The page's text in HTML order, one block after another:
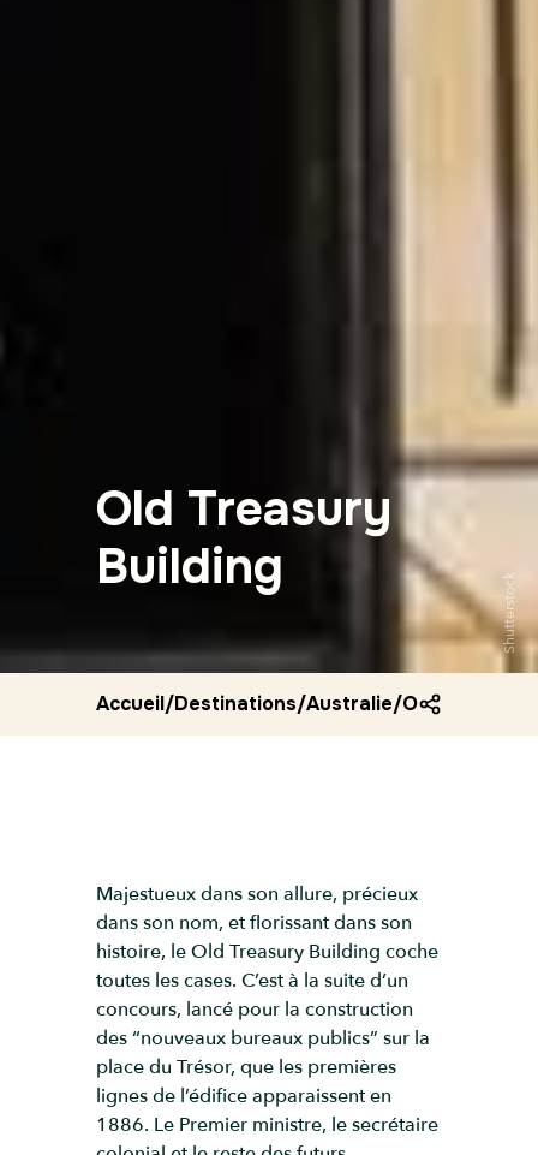
Old Treasury
Building
Shutterstock
Accueil/Destinations/Australie/Old treasury
Majestueux dans son allure, précieux
dans son nom, et florissant dans son
histoire, le Old Treasury Building coche
toutes les cases. C’est à la suite d’un
concours, lancé pour la construction
des “nouveaux bureaux publics” sur la
place du Trésor, que les premières
lignes de l’édifice apparaissent en
1886. Le Premier ministre, le secrétaire